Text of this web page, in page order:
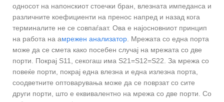
односот на напонскиот стоечки бран, влезната импеданса и
различните коефициенти на пренос напред и назад кога
терминалите не се совпаѓаат. Ова е најосновниот принцип
на работа на амрежен анализатор . Мрежата со една порта
може да се смета како посебен случај на мрежата со две
порти. Покрај S11, секогаш има S21=S12=S22. За мрежа со
повеќе порти, покрај една влезна и една излезна порта,
соодветните оптоварувања може да се поврзат со сите
други порти, што е еквивалентно на мрежа со две порти. Со